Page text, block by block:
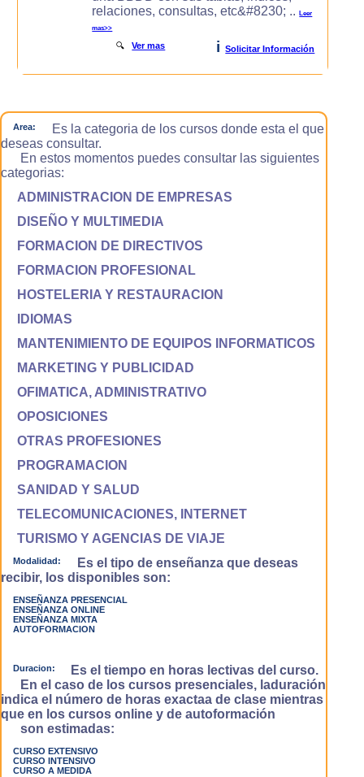
relaciones, consultas, etc&#8230; ..Leer
mas>>
🔍Ver mas i Solicitar Información
Area:
Es la categoria de los cursos donde esta el que
deseas consultar.
En estos momentos puedes consultar las siguientes
categorias:
ADMINISTRACION DE EMPRESAS
DISEÑO Y MULTIMEDIA
FORMACION DE DIRECTIVOS
FORMACION PROFESIONAL
HOSTELERIA Y RESTAURACION
IDIOMAS
MANTENIMIENTO DE EQUIPOS INFORMATICOS
MARKETING Y PUBLICIDAD
OFIMATICA, ADMINISTRATIVO
OPOSICIONES
OTRAS PROFESIONES
PROGRAMACION
SANIDAD Y SALUD
TELECOMUNICACIONES, INTERNET
TURISMO Y AGENCIAS DE VIAJE
Modalidad:
Es el tipo de enseñanza que deseas
recibir, los disponibles son:
ENSEÑANZA PRESENCIAL
ENSEÑANZA ONLINE
ENSEÑANZA MIXTA
AUTOFORMACION
Duracion:
Es el tiempo en horas lectivas del curso.
En el caso de los cursos presenciales, laduración
indica el número de horas exactaa de clase mientras
que en los cursos online y de autoformación
son estimadas:
CURSO EXTENSIVO
CURSO INTENSIVO
CURSO A MEDIDA